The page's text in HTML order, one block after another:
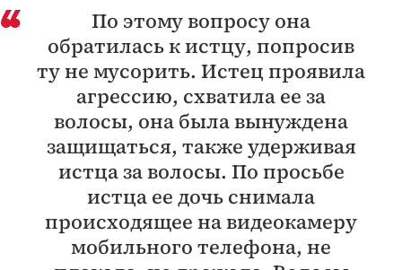
По этому вопросу она
обратилась к истцу, попросив
ту не мусорить. Истец проявила
агрессию, схватила ее за
волосы, она была вынуждена
защищаться, также удерживая
истца за волосы. По просьбе
истца ее дочь снимала
происходящее на видеокамеру
мобильного телефона, не